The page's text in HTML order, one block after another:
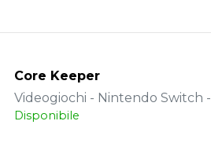
Core Keeper
Videogiochi - Nintendo Switch
Disponibile